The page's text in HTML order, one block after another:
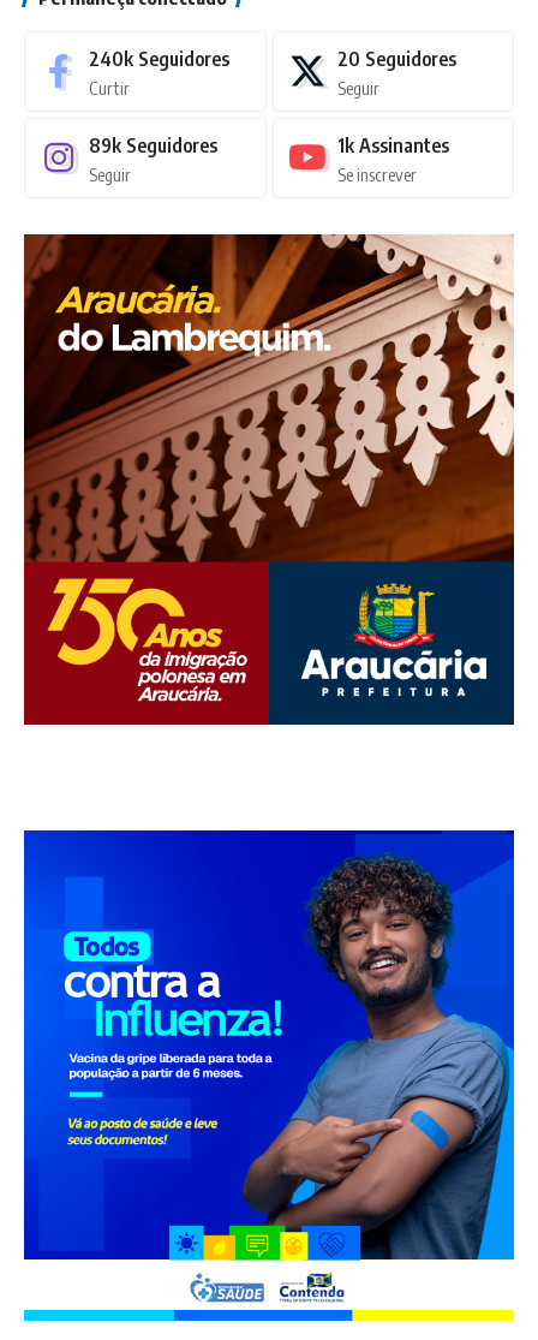
240k Seguidores
Curtir
20 Seguidores
Seguir
89k Seguidores
Seguir
1k Assinantes
Se inscrever